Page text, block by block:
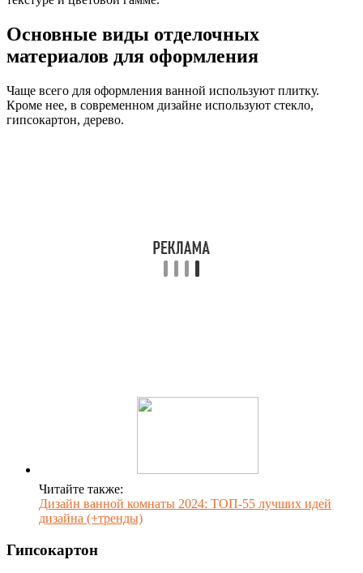
Основные виды отделочных
материалов для оформления
Чаще всего для оформления ванной используют плитку.
Кроме нее, в современном дизайне используют стекло,
гипсокартон, дерево.
Читайте также:
Дизайн ванной комнаты 2024: ТОП-55 лучших идей
дизайна (+тренды)
Гипсокартон